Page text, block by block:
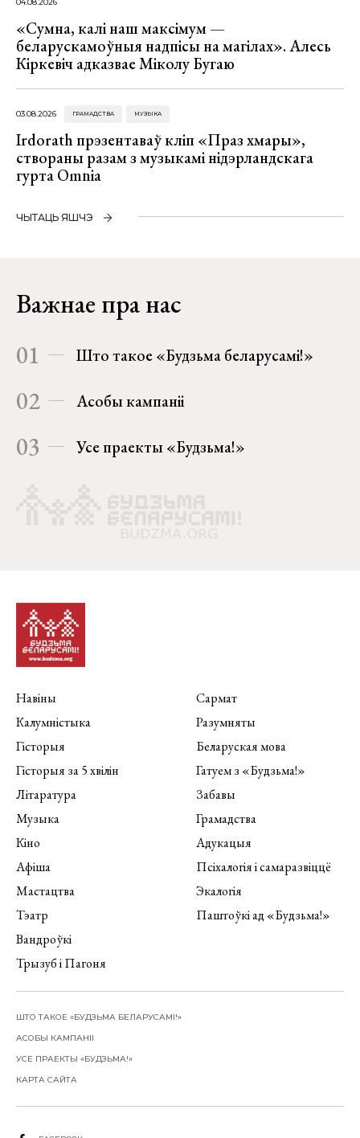
«Сумна, калі наш максімум —
беларускамоўныя надпісы на магілах». Алесь
Кіркевіч адказвае Міколу Бугаю
03.08.2026 ГРАМАДСТВА МУЗЫКА
Irdorath прэзентаваў кліп «Праз хмары»,
створаны разам з музыкамі нідэрландскага
гурта Omnia
ЧЫТАЦЬ ЯШЧЭ
Важнае пра нас
01 Што такое «Будзьма беларусамі!»
02 Асобы кампаніі
03 Усе праекты «Будзьма!»
Навіны
Калумністыка
Гісторыя
Гісторыя за 5 хвілін
Літаратура
Музыка
Кіно
Афіша
Мастацтва
Тэатр
Вандроўкі
Трызуб і Пагоня
Сармат
Разумняты
Беларуская мова
Гатуем з «Будзьма!»
Забавы
Грамадства
Адукацыя
Псіхалогія і самаразвіццё
Экалогія
Паштоўкі ад «Будзьма!»
ШТО ТАКОЕ «БУДЗЬМА БЕЛАРУСАМІ!»
АСОБЫ КАМПАНІІ
УСЕ ПРАЕКТЫ «БУДЗЬМА!»
КАРТА САЙТА